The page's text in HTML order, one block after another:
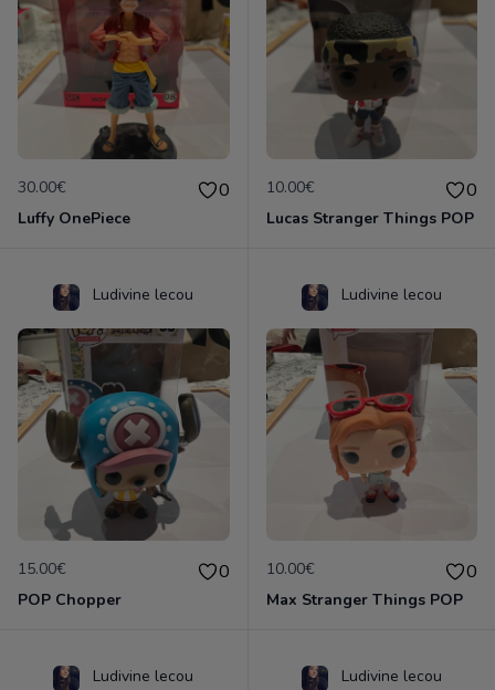
30.00€ 0
Luffy OnePiece
10.00€ 0
Lucas Stranger Things POP
Ludivine lecou
15.00€ 0
POP Chopper
Ludivine lecou
10.00€ 0
Max Stranger Things POP
Ludivine lecou Ludivine lecou